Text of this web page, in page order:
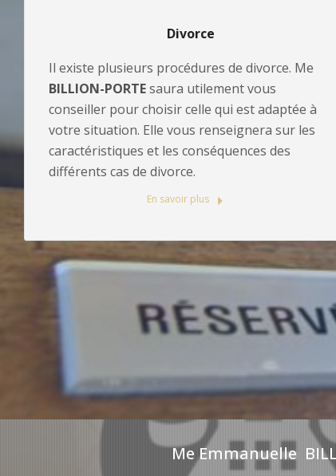
Divorce
Il existe plusieurs procédures de divorce. Me
BILLION-PORTEsaura utilement vous
conseiller pour choisir celle qui est adaptée à
votre situation. Elle vous renseignera sur les
caractéristiques et les conséquences des
différents cas de divorce.
En savoir plus
Me Emmanuelle